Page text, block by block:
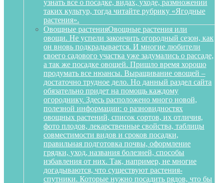
узнать все о посадке, видах, уходе, размножении
таких культур, тогда читайте рубрику «Ягодные
растения».
Овощные растенияОвощные растения или
овощи. Не успели закончить огородный сезон, как
он вновь подкрадывается. И многие любители
своего садового участка уже задумались о рассаде,
а так же посадке овощей. Пришло время хорошо
продумать все нюансы. Выращивание овощей –
достаточно трудное дело. Но данный раздел сайта
обязательно придет на помощь каждому
огороднику. Здесь расположено много новой,
полезной информации: о разновидностях
овощных растений, список сортов, их отличия,
фото плодов, лекарственные свойства, таблицы
совместимости видов и сроков посадки,
правильная подготовка почвы, оформление
грядки, уход, названия болезней, способы
избавления от них. Так, например, не многие
догадываются, что существуют растения-
спутники. Которые нужно посадить рядов, что бы